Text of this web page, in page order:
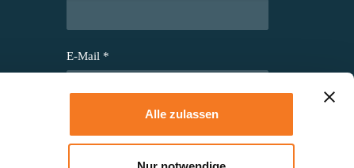
Alle zulassen
E-Mail *
unsere Bestimmungen zum Datenschutz.